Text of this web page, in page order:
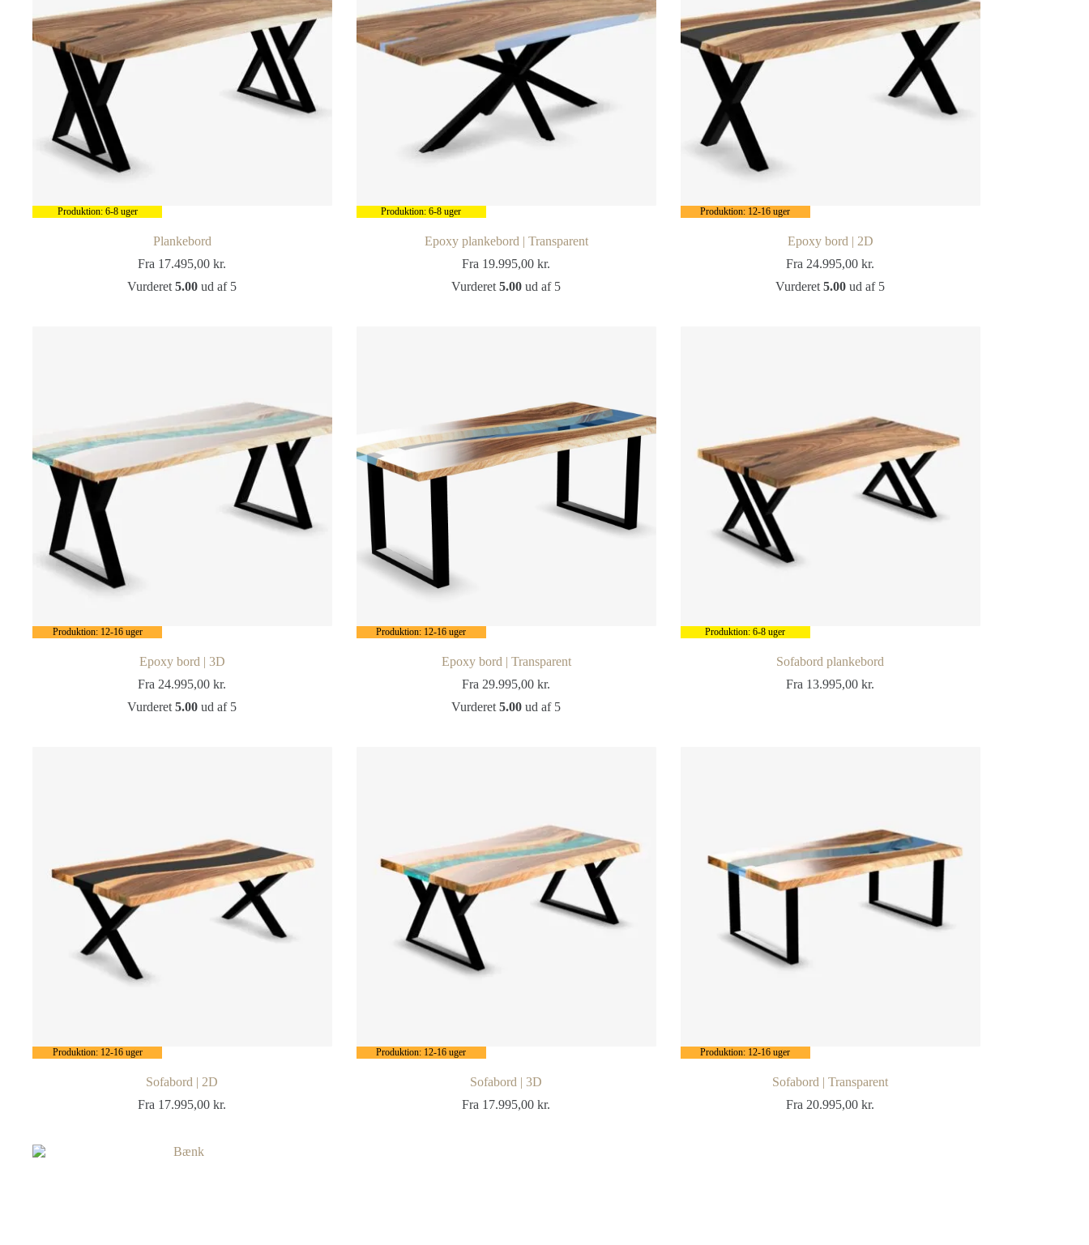
Produktion: 6-8 uger
Plankebord
Fra 17.495,00kr.
Vurderet5.00 ud af 5
Produktion: 6-8 uger
Epoxy plankebord | Transparent
Fra 19.995,00kr.
Vurderet5.00 ud af 5
Produktion: 12-16 uger
Epoxy bord | 2D
Fra 24.995,00kr.
Vurderet5.00 ud af 5
Produktion: 12-16 uger
Epoxy bord | 3D
Fra 24.995,00kr.
Vurderet5.00 ud af 5
Produktion: 12-16 uger
Epoxy bord | Transparent
Fra 29.995,00kr.
Vurderet5.00 ud af 5
Produktion: 6-8 uger
Sofabord plankebord
Fra 13.995,00kr.
Produktion: 12-16 uger
Sofabord | 2D
Fra 17.995,00kr.
Produktion: 12-16 uger
Sofabord | 3D
Fra 17.995,00kr.
Produktion: 12-16 uger
Sofabord | Transparent
Fra 20.995,00kr.